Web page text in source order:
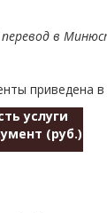
в
приведена
услуги
(руб.)